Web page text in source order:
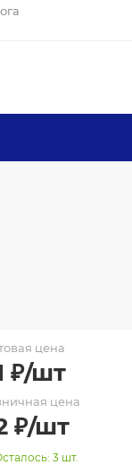
цена
₽/шт
цена
₽/шт
3 шт.